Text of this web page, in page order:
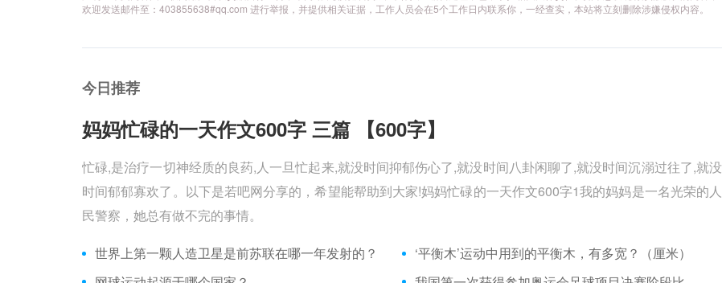
欢迎发送邮件至：403855638#qq.com 进行举报，并提供相关证据，工作人员会在5个工作日内联系你，一经查实，本站将立刻删除涉嫌侵权内容。
今日推荐
妈妈忙碌的一天作文600字 三篇 【600字】
忙碌,是治疗一切神经质的良药,人一旦忙起来,就没时间抑郁伤心了,就没时间八卦闲聊了,就没时间沉溺过往了,就没
时间郁郁寡欢了。以下是若吧网分享的，希望能帮助到大家!妈妈忙碌的一天作文600字1我的妈妈是一名光荣的人
民警察，她总有做不完的事情。
世界上第一颗人造卫星是前苏联在哪一年发射的？
‘平衡木’运动中用到的平衡木，有多宽？（厘米）